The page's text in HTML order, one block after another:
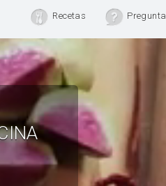
Recetas